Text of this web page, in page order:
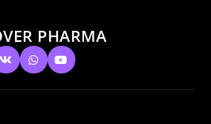
PHARMA